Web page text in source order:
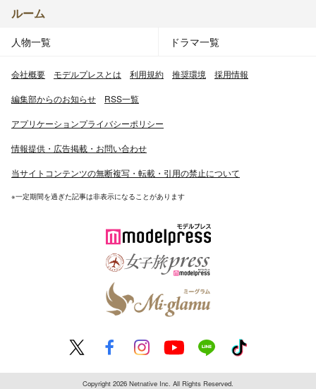
ルーム
人物一覧 ドラマ一覧
会社概要 モデルプレスとは 利用規約 推奨環境 採用情報
編集部からのお知らせ RSS一覧
アプリケーションプライバシーポリシー
情報提供・広告掲載・お問い合わせ
当サイトコンテンツの無断複写・転載・引用の禁止について
※一定期間を過ぎた記事は非表示になることがあります
Copyright 2026 Netnative Inc. All Rights Reserved.